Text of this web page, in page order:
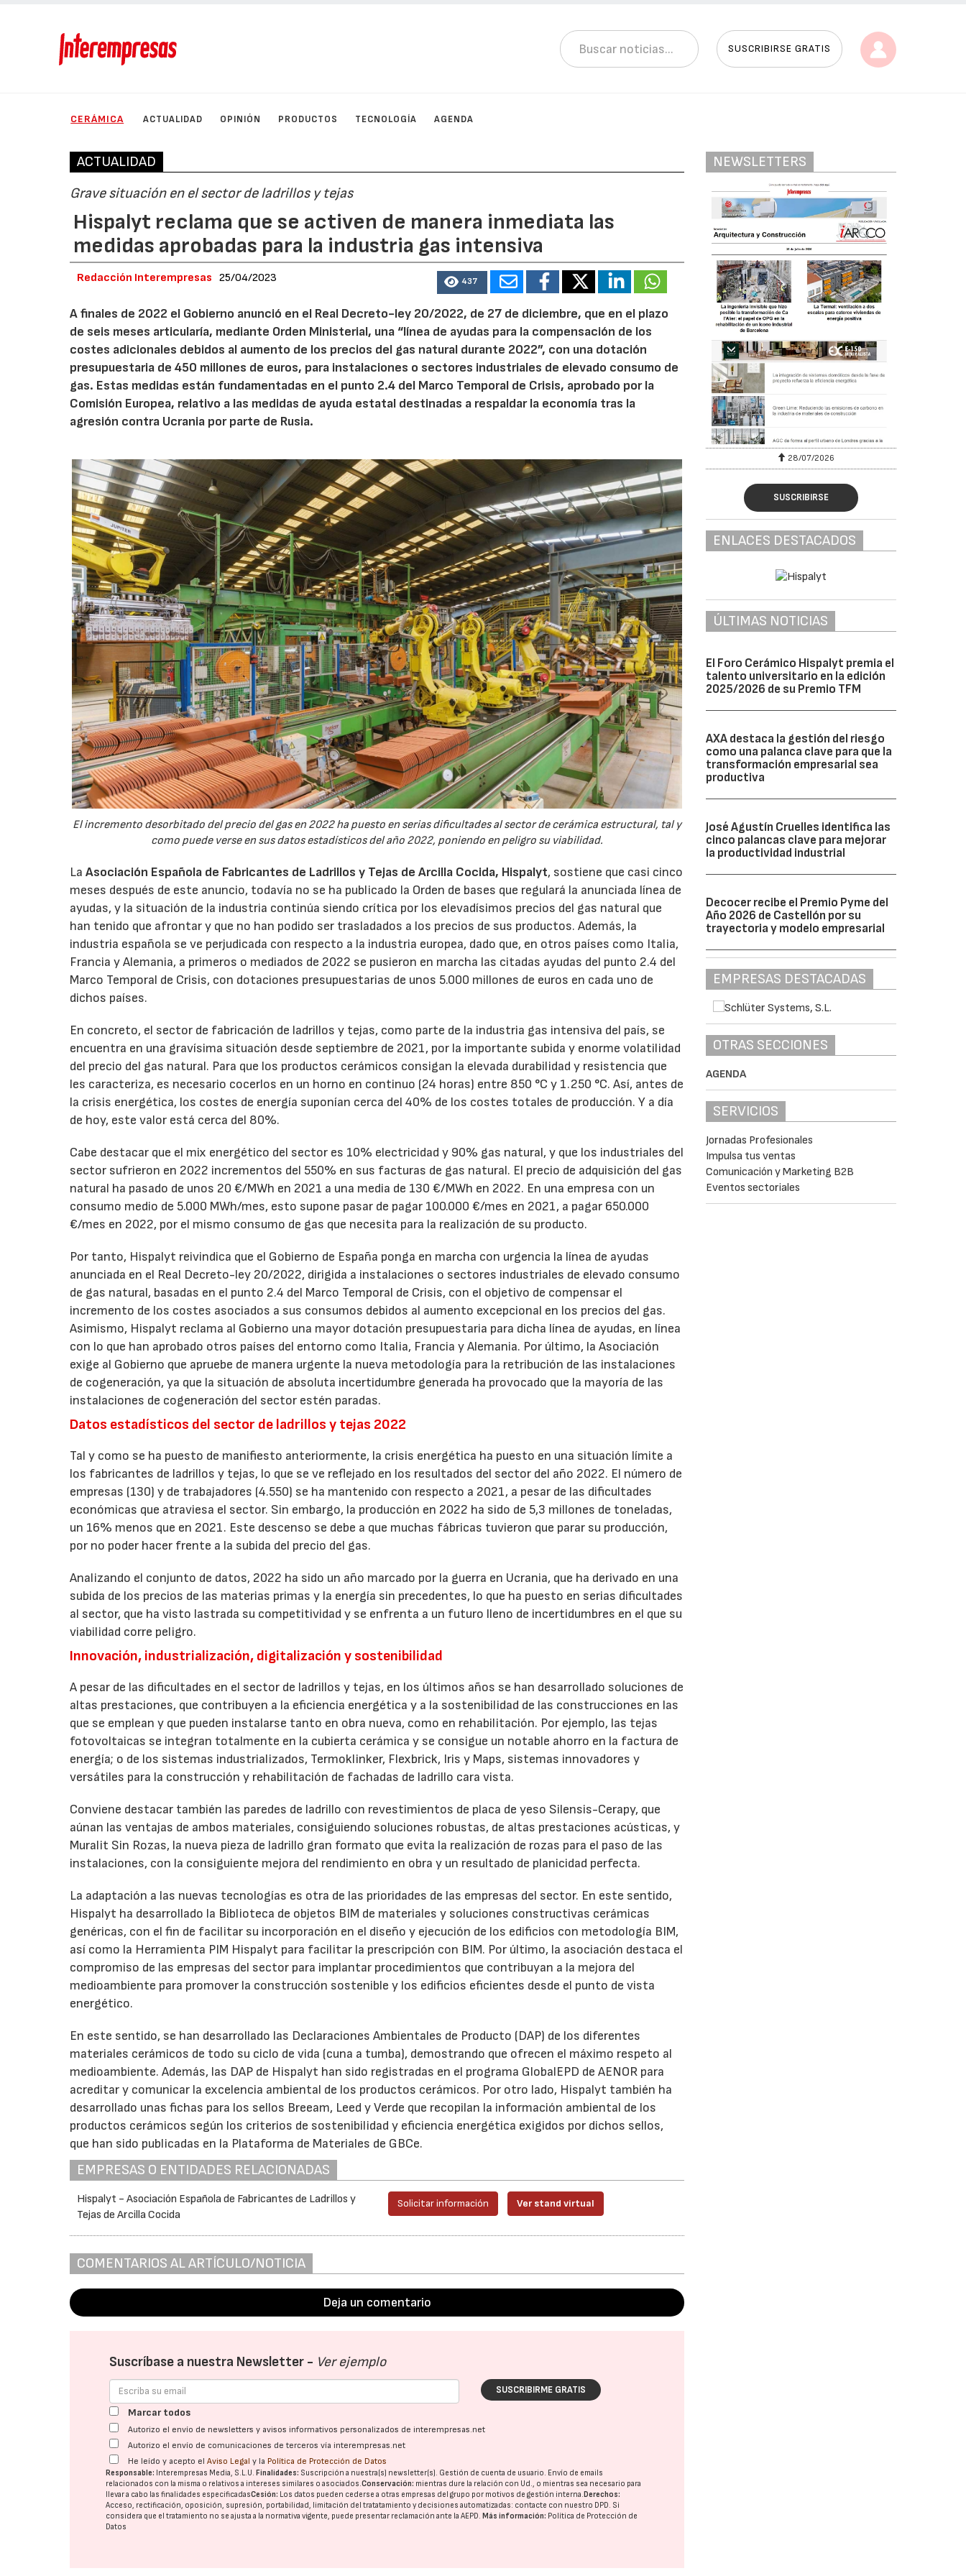
SUSCRIBIRSE GRATIS
CERÁMICA ACTUALIDAD OPINIÓN PRODUCTOS TECNOLOGÍA AGENDA
ACTUALIDAD
Grave situación en el sector de ladrillos y tejas
Hispalyt reclama que se activen de manera inmediata las
medidas aprobadas para la industria gas intensiva
Redacción Interempresas 25/04/2023 437
A finales de 2022 el Gobierno anunció en el Real Decreto-ley 20/2022, de 27 de diciembre, que en el plazo
de seis meses articularía, mediante Orden Ministerial, una “línea de ayudas para la compensación de los
costes adicionales debidos al aumento de los precios del gas natural durante 2022”, con una dotación
presupuestaria de 450 millones de euros, para instalaciones o sectores industriales de elevado consumo de
gas. Estas medidas están fundamentadas en el punto 2.4 del Marco Temporal de Crisis, aprobado por la
Comisión Europea, relativo a las medidas de ayuda estatal destinadas a respaldar la economía tras la
agresión contra Ucrania por parte de Rusia.
El incremento desorbitado del precio del gas en 2022 ha puesto en serias dificultades al sector de cerámica estructural, tal y
como puede verse en sus datos estadísticos del año 2022, poniendo en peligro su viabilidad.
LaAsociación Española de Fabricantes de Ladrillos y Tejas de Arcilla Cocida, Hispalyt, sostiene que casi cinco
meses después de este anuncio, todavía no se ha publicado la Orden de bases que regulará la anunciada línea de
ayudas, y la situación de la industria continúa siendo crítica por los elevadísimos precios del gas natural que
han tenido que afrontar y que no han podido ser trasladados a los precios de sus productos. Además, la
industria española se ve perjudicada con respecto a la industria europea, dado que, en otros países como Italia,
Francia y Alemania, a primeros o mediados de 2022 se pusieron en marcha las citadas ayudas del punto 2.4 del
Marco Temporal de Crisis, con dotaciones presupuestarias de unos 5.000 millones de euros en cada uno de
dichos países.
En concreto, el sector de fabricación de ladrillos y tejas, como parte de la industria gas intensiva del país, se
encuentra en una gravísima situación desde septiembre de 2021, por la importante subida y enorme volatilidad
del precio del gas natural. Para que los productos cerámicos consigan la elevada durabilidad y resistencia que
les caracteriza, es necesario cocerlos en un horno en continuo (24 horas) entre 850 °C y 1.250 °C. Así, antes de
la crisis energética, los costes de energía suponían cerca del 40% de los costes totales de producción. Y a día
de hoy, este valor está cerca del 80%.
Cabe destacar que el mix energético del sector es 10% electricidad y 90% gas natural, y que los industriales del
sector sufrieron en 2022 incrementos del 550% en sus facturas de gas natural. El precio de adquisición del gas
natural ha pasado de unos 20 €/MWh en 2021 a una media de 130 €/MWh en 2022. En una empresa con un
consumo medio de 5.000 MWh/mes, esto supone pasar de pagar 100.000 €/mes en 2021, a pagar 650.000
€/mes en 2022, por el mismo consumo de gas que necesita para la realización de su producto.
Por tanto, Hispalyt reivindica que el Gobierno de España ponga en marcha con urgencia la línea de ayudas
anunciada en el Real Decreto-ley 20/2022, dirigida a instalaciones o sectores industriales de elevado consumo
de gas natural, basadas en el punto 2.4 del Marco Temporal de Crisis, con el objetivo de compensar el
incremento de los costes asociados a sus consumos debidos al aumento excepcional en los precios del gas.
Asimismo, Hispalyt reclama al Gobierno una mayor dotación presupuestaria para dicha línea de ayudas, en línea
con lo que han aprobado otros países del entorno como Italia, Francia y Alemania. Por último, la Asociación
exige al Gobierno que apruebe de manera urgente la nueva metodología para la retribución de las instalaciones
de cogeneración, ya que la situación de absoluta incertidumbre generada ha provocado que la mayoría de las
instalaciones de cogeneración del sector estén paradas.
Datos estadísticos del sector de ladrillos y tejas 2022
Tal y como se ha puesto de manifiesto anteriormente, la crisis energética ha puesto en una situación límite a
los fabricantes de ladrillos y tejas, lo que se ve reflejado en los resultados del sector del año 2022. El número de
empresas (130) y de trabajadores (4.550) se ha mantenido con respecto a 2021, a pesar de las dificultades
económicas que atraviesa el sector. Sin embargo, la producción en 2022 ha sido de 5,3 millones de toneladas,
un 16% menos que en 2021. Este descenso se debe a que muchas fábricas tuvieron que parar su producción,
por no poder hacer frente a la subida del precio del gas.
Analizando el conjunto de datos, 2022 ha sido un año marcado por la guerra en Ucrania, que ha derivado en una
subida de los precios de las materias primas y la energía sin precedentes, lo que ha puesto en serias dificultades
al sector, que ha visto lastrada su competitividad y se enfrenta a un futuro lleno de incertidumbres en el que su
viabilidad corre peligro.
Innovación, industrialización, digitalización y sostenibilidad
A pesar de las dificultades en el sector de ladrillos y tejas, en los últimos años se han desarrollado soluciones de
altas prestaciones, que contribuyen a la eficiencia energética y a la sostenibilidad de las construcciones en las
que se emplean y que pueden instalarse tanto en obra nueva, como en rehabilitación. Por ejemplo, las tejas
fotovoltaicas se integran totalmente en la cubierta cerámica y se consigue un notable ahorro en la factura de
energía; o de los sistemas industrializados, Termoklinker, Flexbrick, Iris y Maps, sistemas innovadores y
versátiles para la construcción y rehabilitación de fachadas de ladrillo cara vista.
Conviene destacar también las paredes de ladrillo con revestimientos de placa de yeso Silensis-Cerapy, que
aúnan las ventajas de ambos materiales, consiguiendo soluciones robustas, de altas prestaciones acústicas, y
Muralit Sin Rozas, la nueva pieza de ladrillo gran formato que evita la realización de rozas para el paso de las
instalaciones, con la consiguiente mejora del rendimiento en obra y un resultado de planicidad perfecta.
La adaptación a las nuevas tecnologías es otra de las prioridades de las empresas del sector. En este sentido,
Hispalyt ha desarrollado la Biblioteca de objetos BIM de materiales y soluciones constructivas cerámicas
genéricas, con el fin de facilitar su incorporación en el diseño y ejecución de los edificios con metodología BIM,
así como la Herramienta PIM Hispalyt para facilitar la prescripción con BIM. Por último, la asociación destaca el
compromiso de las empresas del sector para implantar procedimientos que contribuyan a la mejora del
medioambiente para promover la construcción sostenible y los edificios eficientes desde el punto de vista
energético.
En este sentido, se han desarrollado las Declaraciones Ambientales de Producto (DAP) de los diferentes
materiales cerámicos de todo su ciclo de vida (cuna a tumba), demostrando que ofrecen el máximo respeto al
medioambiente. Además, las DAP de Hispalyt han sido registradas en el programa GlobalEPD de AENOR para
acreditar y comunicar la excelencia ambiental de los productos cerámicos. Por otro lado, Hispalyt también ha
desarrollado unas fichas para los sellos Breeam, Leed y Verde que recopilan la información ambiental de los
productos cerámicos según los criterios de sostenibilidad y eficiencia energética exigidos por dichos sellos,
que han sido publicadas en la Plataforma de Materiales de GBCe.
EMPRESAS O ENTIDADES RELACIONADAS
Hispalyt - Asociación Española de Fabricantes de Ladrillos y
Tejas de Arcilla Cocida
Solicitar información Ver stand virtual
COMENTARIOS AL ARTÍCULO/NOTICIA
Deja un comentario
Suscríbase a nuestra Newsletter - Ver ejemplo
SUSCRIBIRME GRATIS
Marcar todos
Autorizo el envío de newsletters y avisos informativos personalizados de interempresas.net
Autorizo el envío de comunicaciones de terceros vía interempresas.net
He leído y acepto elAviso Legal y la Política de Protección de Datos
Responsable: Interempresas Media, S.L.U.Finalidades: Suscripción a nuestra(s) newsletter(s). Gestión de cuenta de usuario. Envío de emails
relacionados con la misma o relativos a intereses similares o asociados.Conservación: mientras dure la relación con Ud., o mientras sea necesario para
llevar a cabo las finalidades especificadasCesión: Los datos pueden cederse a otras empresas del grupo por motivos de gestión interna.Derechos:
Acceso, rectificación, oposición, supresión, portabilidad, limitación del tratatamiento y decisiones automatizadas: contacte con nuestro DPD. Si
considera que el tratamiento no se ajusta a la normativa vigente, puede presentar reclamación ante laAEPD.Más información: Política de Protección de
Datos
NEWSLETTERS
28/07/2026 30/07/2026 28/07/2026
SUSCRIBIRSE
ENLACES DESTACADOS
ÚLTIMAS NOTICIAS
El Foro Cerámico Hispalyt premia el
talento universitario en la edición
2025/2026 de su Premio TFM
AXA destaca la gestión del riesgo
como una palanca clave para que la
transformación empresarial sea
productiva
José Agustín Cruelles identifica las
cinco palancas clave para mejorar
la productividad industrial
Decocer recibe el Premio Pyme del
Año 2026 de Castellón por su
trayectoria y modelo empresarial
EMPRESAS DESTACADAS
OTRAS SECCIONES
AGENDA
SERVICIOS
Jornadas Profesionales
Impulsa tus ventas
Comunicación y Marketing B2B
Eventos sectoriales